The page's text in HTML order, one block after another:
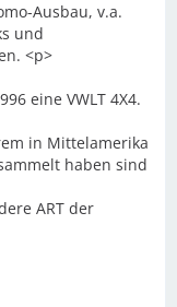
Ausbau, v.a.
und
<p>
eine VWLT 4X4.
in Mittelamerika
haben sind
ART der